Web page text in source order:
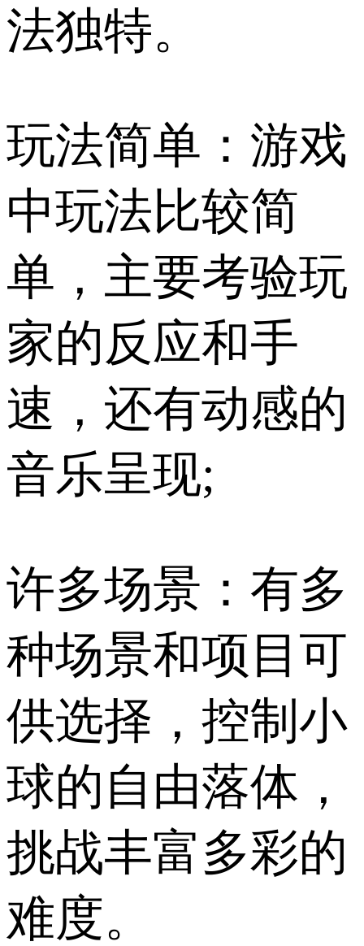
法独特。
玩法简单：游戏
中玩法比较简
单，主要考验玩
家的反应和手
速，还有动感的
音乐呈现;
许多场景：有多
种场景和项目可
供选择，控制小
球的自由落体，
挑战丰富多彩的
难度。